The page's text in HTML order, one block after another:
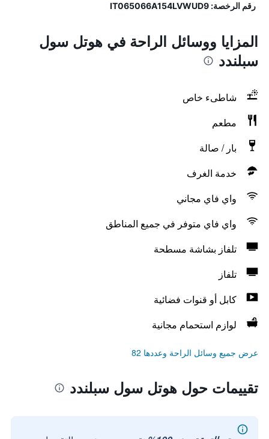
رقم الرخصة: IT065066A154LVWUD9
المزايا ووسائل الراحة في هوتل سول
سبلندد
شاطىء خاص
مطعم
بار / صالة
خدمة الغرف
واي فاي مجاني
واي فاي متوفر في جميع المناطق
تلفاز بشاشة مسطحة
تلفاز
كابل أو قنوات فضائية
لوازم استحمام مجانية
عرض جميع وسائل الراحة وعددها 82
تقييمات حول هوتل سول سبلندد